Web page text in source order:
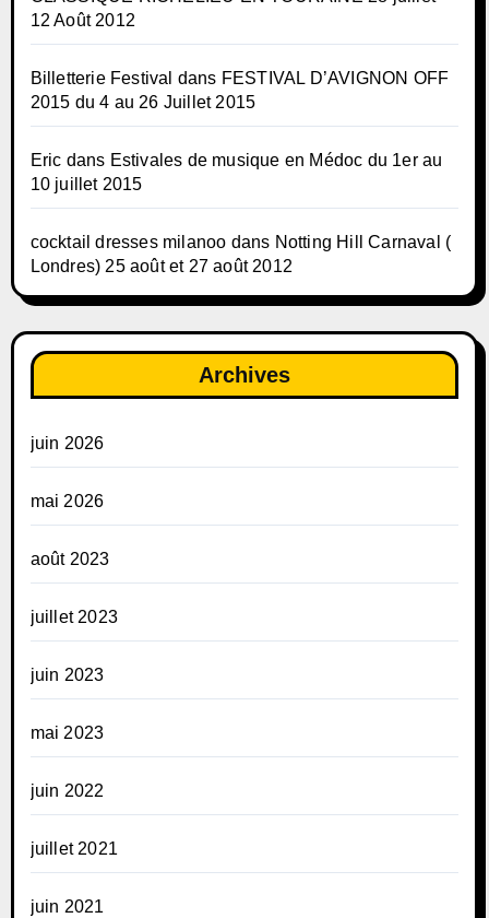
12 Août 2012
Billetterie Festival dans FESTIVAL D’AVIGNON OFF
2015 du 4 au 26 Juillet 2015
Eric dans Estivales de musique en Médoc du 1er au
10 juillet 2015
cocktail dresses milanoo dans Notting Hill Carnaval (
Londres) 25 août et 27 août 2012
Archives
juin 2026
mai 2026
août 2023
juillet 2023
juin 2023
mai 2023
juin 2022
juillet 2021
juin 2021